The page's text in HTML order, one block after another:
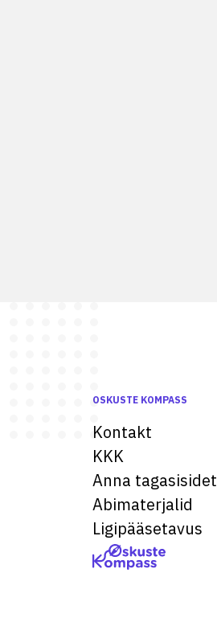
OSKUSTE KOMPASS
Kontakt
KKK
Anna tagasisidet
Abimaterjalid
Ligipääsetavus